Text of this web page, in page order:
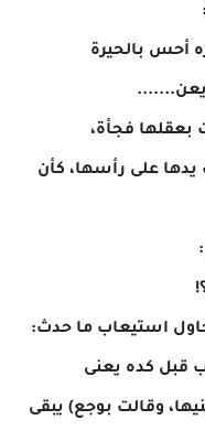
أحس بالحيرة
يعن.......
فجأة،
على رأسها، كأن
استيعاب ما حدث:
قبل كده يعنى
وقالت بوجع) يبقى